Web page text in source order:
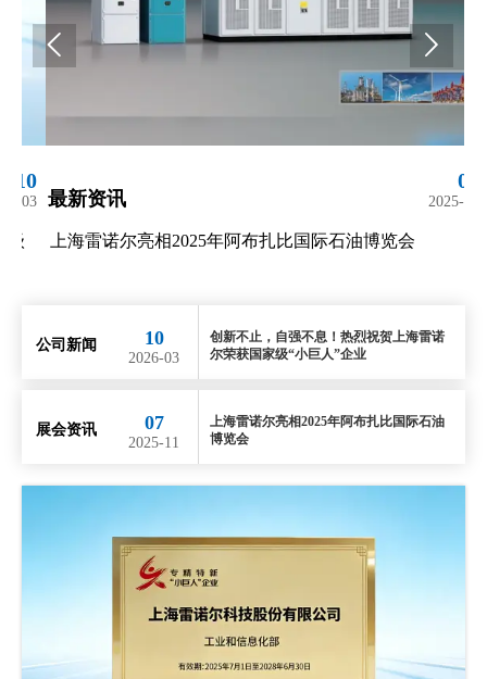
新资讯
海雷诺尔亮相2025年阿布扎比国际石油博览会
最新
 
公司新闻 10
2026-03
创新不止，自强不息！热烈祝贺上海雷诺
尔荣获国家级“小巨人”企业
展会资讯 07
2025-11
上海雷诺尔亮相2025年阿布扎比国际石油
博览会